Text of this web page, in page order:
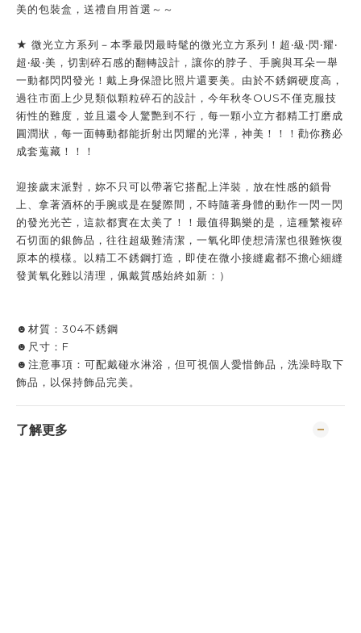
美的包裝盒，送禮自用首選～～
★ 微光立方系列－本季最閃最時髦的微光立方系列！超‧級‧閃‧耀‧
超‧級‧美，切割碎石感的翻轉設計，讓你的脖子、手腕與耳朵一舉
一動都閃閃發光！戴上身保證比照片還要美。由於不銹鋼硬度高，
過往市面上少見類似顆粒碎石的設計，今年秋冬OUS不僅克服技
術性的難度，並且還令人驚艷到不行，每一顆小立方都精工打磨成
圓潤狀，每一面轉動都能折射出閃耀的光澤，神美！！！勸你務必
成套蒐藏！！！
迎接歲末派對，妳不只可以帶著它搭配上洋裝，放在性感的鎖骨
上、拿著酒杯的手腕或是在髮際間，不時隨著身體的動作一閃一閃
的發光光芒，這款都實在太美了！！最值得鵝樂的是，這種繁複碎
石切面的銀飾品，往往超級難清潔，一氧化即使想清潔也很難恢復
原本的模樣。以精工不銹鋼打造，即使在微小接縫處都不擔心細縫
發黃氧化難以清理，佩戴質感始終如新：）
☻材質：304不銹鋼
☻尺寸：F
☻注意事項：可配戴碰水淋浴，但可視個人愛惜飾品，洗澡時取下
飾品，以保持飾品完美。
了解更多